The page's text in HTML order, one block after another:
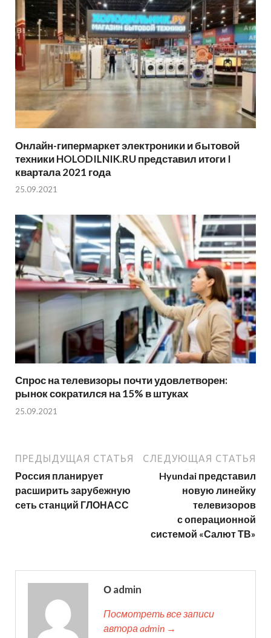
Онлайн-гипермаркет электроники и бытовой
техники HOLODILNIK.RU представил итоги I
квартала 2021 года
25.09.2021
Спрос на телевизоры почти удовлетворен:
рынок сократился на 15% в штуках
25.09.2021
ПРЕДЫДУЩАЯ СТАТЬЯ
Россия планирует
расширить зарубежную
сеть станций ГЛОНАСС
СЛЕДУЮЩАЯ СТАТЬЯ
Hyundai представил
новую линейку
телевизоров
с операционной
системой «Салют ТВ»
О admin
Посмотреть все записи
автора admin →